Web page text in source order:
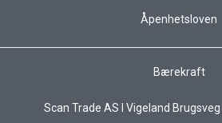
Åpenhetsloven
Bærekraft
Scan Trade AS I Vigeland